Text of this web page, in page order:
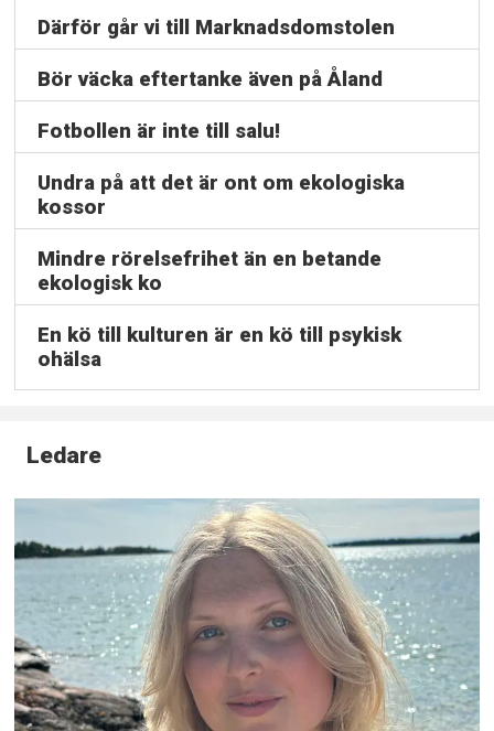
Därför går vi till Marknadsdomstolen
Bör väcka eftertanke även på Åland
Fotbollen är inte till salu!
Undra på att det är ont om ekologiska
kossor
Mindre rörelsefrihet än en betande
ekologisk ko
En kö till kulturen är en kö till psykisk
ohälsa
Ledare